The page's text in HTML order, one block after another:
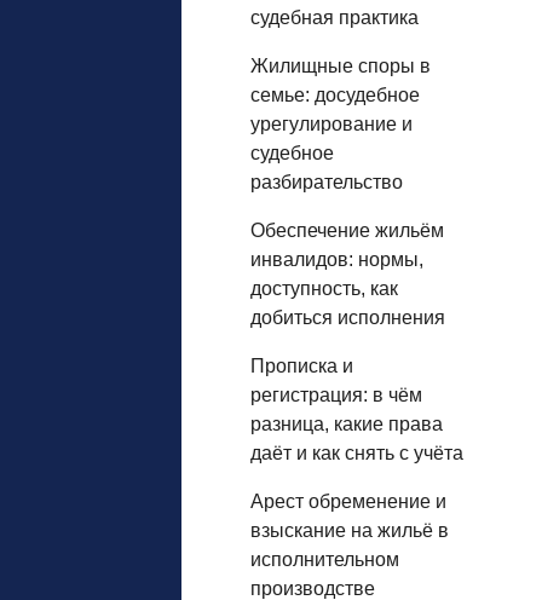
судебная практика
Жилищные споры в
семье: досудебное
урегулирование и
судебное
разбирательство
Обеспечение жильём
инвалидов: нормы,
доступность, как
добиться исполнения
Прописка и
регистрация: в чём
разница, какие права
даёт и как снять с учёта
Арест обременение и
взыскание на жильё в
исполнительном
производстве